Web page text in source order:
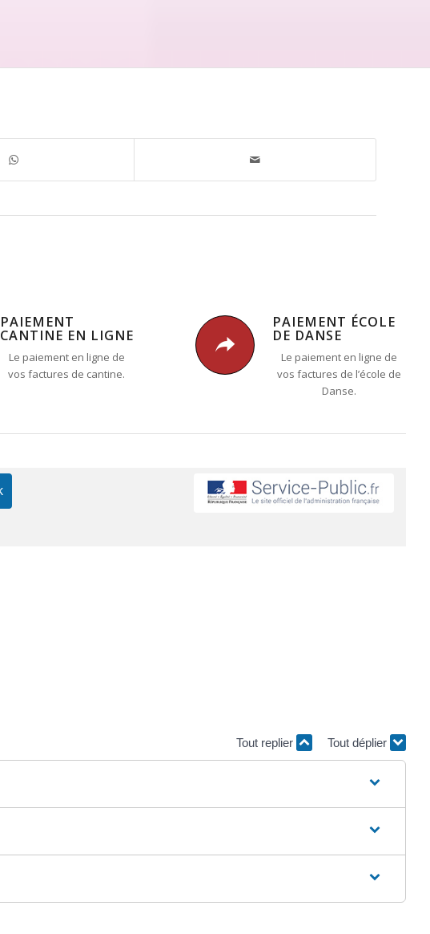
PAIEMENT
CANTINE EN LIGNE
Le paiement en ligne de
vos factures de cantine.
PAIEMENT ÉCOLE
DE DANSE
Le paiement en ligne de
vos factures de l’école de
Danse.
Tout replier Tout déplier